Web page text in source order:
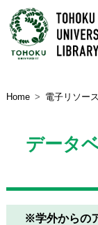
Home 電子リソー
データ
※学外からの